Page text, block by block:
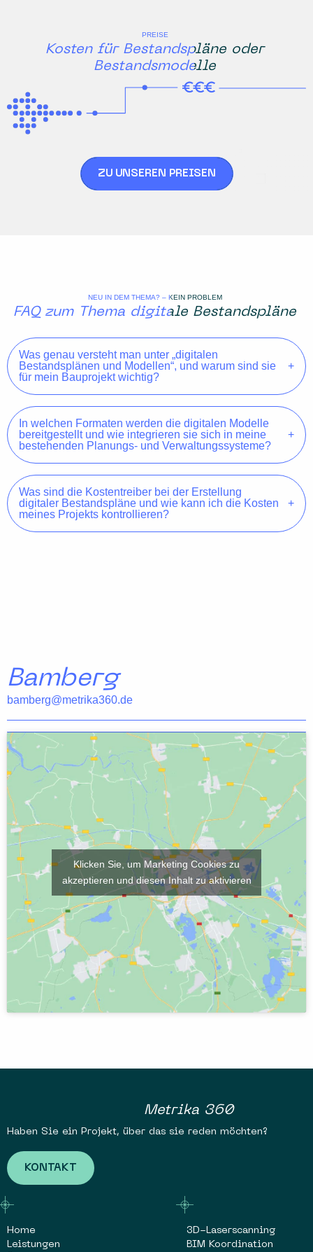
PREISE
Kosten für Bestandspläne oder
Bestandsmodelle
ZU UNSEREN PREISEN
NEU IN DEM THEMA? – KEIN PROBLEM
FAQ zum Thema digitale Bestandspläne
Was genau versteht man unter „digitalen
Bestandsplänen und Modellen“, und warum sind sie
für mein Bauprojekt wichtig?
In welchen Formaten werden die digitalen Modelle
bereitgestellt und wie integrieren sie sich in meine
bestehenden Planungs- und Verwaltungssysteme?
Was sind die Kostentreiber bei der Erstellung
digitaler Bestandspläne und wie kann ich die Kosten
meines Projekts kontrollieren?
Bamberg
bamberg@metrika360.de
Klicken Sie, um Marketing Cookies zu
akzeptieren und diesen Inhalt zu aktivieren
Metrika 360
Haben Sie ein Projekt, über das sie reden möchten?
KONTAKT
Home
Leistungen
3D-Laserscanning
BIM Koordination